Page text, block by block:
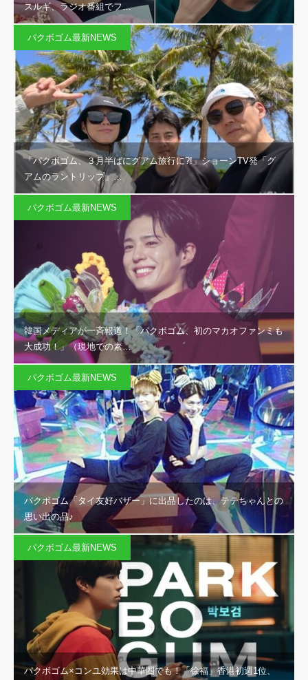
スルギ、ラジオ番組でフ…
パクボゴム最新NEWS
「パクボゴム、３月半ばにグアム旅行に?!」ショーンTV発「グ
アムのラントリップ」…
パクボゴム最新NEWS
韓国メディアが一斉報道！「パクボゴム、初のマカオファンミも
大成功！」（現地での素…
パクボゴム最新NEWS
パクボゴム「タイ友好バザー」に出品したのは、テテちゃんとの
思い出の品♪
パクボゴム最新NEWS
パクボゴム×コンユ効果は中華圏でも！「徐福」香港初週1位、